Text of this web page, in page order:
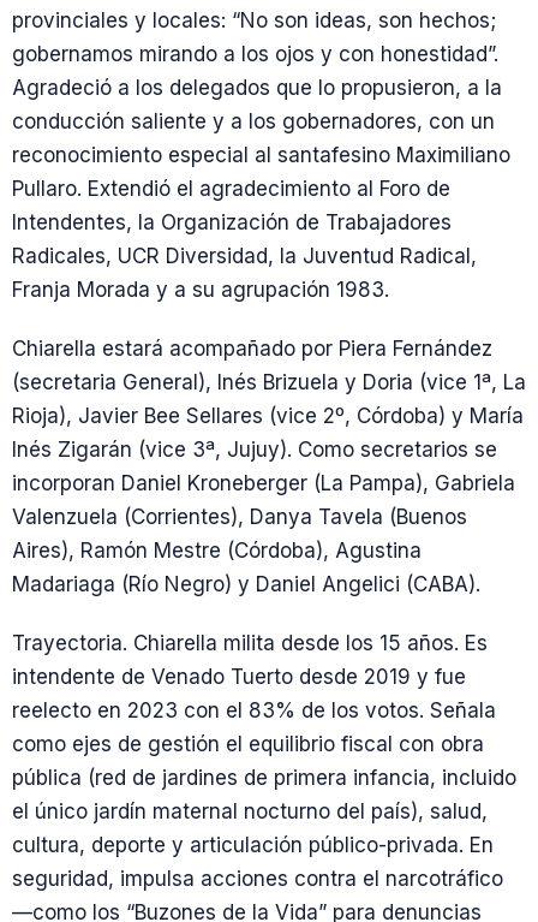
provinciales y locales: “No son ideas, son hechos;
gobernamos mirando a los ojos y con honestidad”.
Agradeció a los delegados que lo propusieron, a la
conducción saliente y a los gobernadores, con un
reconocimiento especial al santafesino Maximiliano
Pullaro. Extendió el agradecimiento al Foro de
Intendentes, la Organización de Trabajadores
Radicales, UCR Diversidad, la Juventud Radical,
Franja Morada y a su agrupación 1983.
Chiarella estará acompañado por Piera Fernández
(secretaria General), Inés Brizuela y Doria (vice 1ª, La
Rioja), Javier Bee Sellares (vice 2º, Córdoba) y María
Inés Zigarán (vice 3ª, Jujuy). Como secretarios se
incorporan Daniel Kroneberger (La Pampa), Gabriela
Valenzuela (Corrientes), Danya Tavela (Buenos
Aires), Ramón Mestre (Córdoba), Agustina
Madariaga (Río Negro) y Daniel Angelici (CABA).
Trayectoria. Chiarella milita desde los 15 años. Es
intendente de Venado Tuerto desde 2019 y fue
reelecto en 2023 con el 83% de los votos. Señala
como ejes de gestión el equilibrio fiscal con obra
pública (red de jardines de primera infancia, incluido
el único jardín maternal nocturno del país), salud,
cultura, deporte y articulación público-privada. En
seguridad, impulsa acciones contra el narcotráfico
—como los “Buzones de la Vida” para denuncias